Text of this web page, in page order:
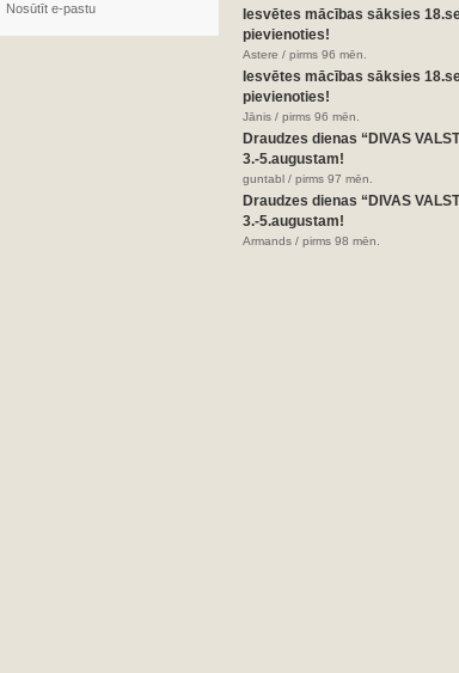
Nosūtīt e-pastu
Iesvētes mācības sāksies
pievienoties!
Astere / pirms 96 mēn.
Iesvētes mācības sāksies
pievienoties!
Jānis / pirms 96 mēn.
Draudzes dienas “DIVAS
3.-5.augustam!
guntabl / pirms 97 mēn.
Draudzes dienas “DIVAS
3.-5.augustam!
Armands / pirms 98 mēn.